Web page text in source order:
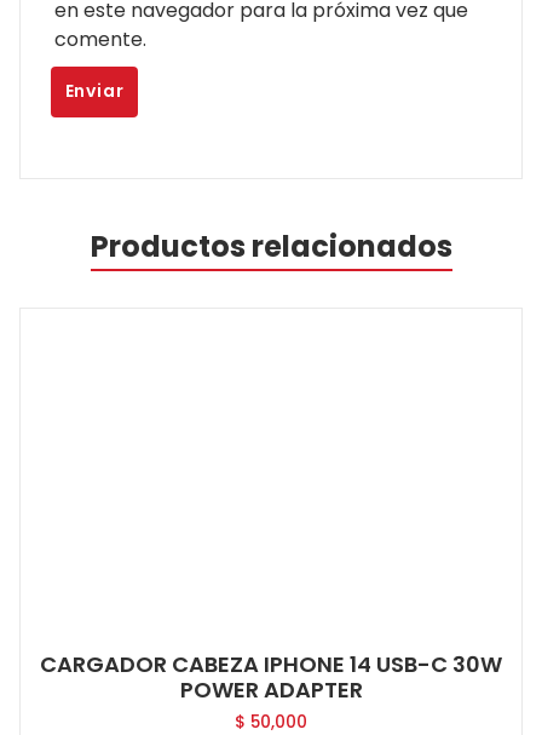
en este navegador para la próxima vez que
comente.
Productos relacionados
CARGADOR CABEZA IPHONE 14 USB-C 30W
POWER ADAPTER
$ 50,000